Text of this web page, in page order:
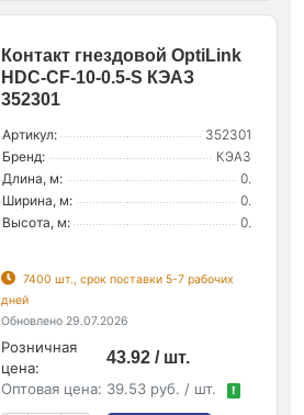
Контакт гнездовой OptiLink
HDC-CF-10-0.5-S КЭАЗ
352301
Артикул:
352301
Бренд:
КЭАЗ
Длина, м:
0.
Ширина, м:
0.
Высота, м:
0.
7400 шт., срок поставки 5-7 рабочих
дней
Обновлено 29.07.2026
Розничная
цена:
43.92 / шт.
Оптовая цена: 39.53 руб. / шт. !